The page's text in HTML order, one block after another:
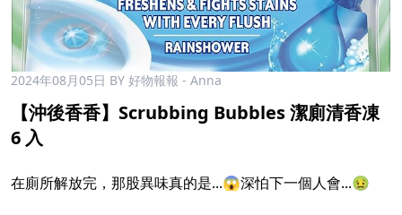
2024年08月05日 BY 好物報報 - Anna
【沖後香香】Scrubbing Bubbles 潔廁清香凍
6 入
在廁所解放完，那股異味真的是...😱深怕下一個人會...🤢